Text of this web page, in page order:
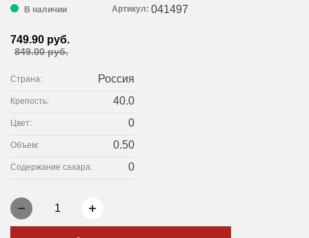
В наличии Артикул: 041497
749.90 руб.
849.00 руб.
Страна: Россия
Крепость: 40.0
Цвет: 0
Объем: 0.50
Содержание сахара: 0
1